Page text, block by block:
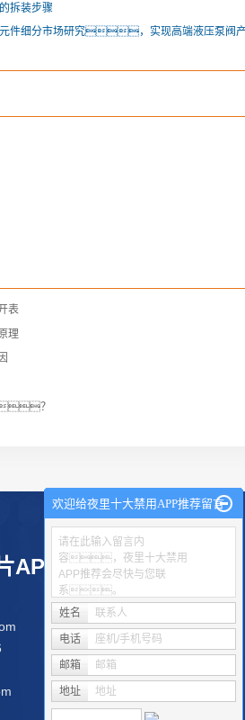
拆装步骤
件细分市场研究，实现高端液压泵阀
表
理
？
APP
欢迎给夜里十大禁用APP推荐留言
请在此输入留言内
容，夜里十大禁用
APP推荐会尽快与您联
系。
姓名
联系人
电话 座机/手机号码
邮箱 邮箱
地址 地址